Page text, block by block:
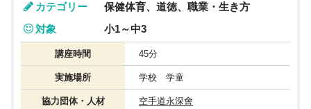
カテゴリー
保健体育、道徳、職業・生き方
対象
小1～中3
講座時間 45分
実施場所 学校 学童
協力団体・人材 空手道永深會